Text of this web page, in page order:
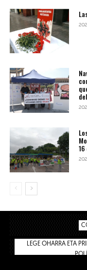
LEGE OHARRA ETA